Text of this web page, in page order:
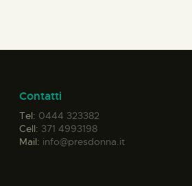
Contatti
Tel: 0444 323382
Cell: 371 4993198
Mail: info@presdonna.it